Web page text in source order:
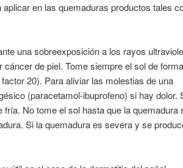
en las quemaduras productos tales
una sobreexposición a los rayos
de piel. Tome siempre el sol de forma
20). Para aliviar las molestias de una
(paracetamol-ibuprofeno) si hay dolor.
No tome el sol hasta que la quemadura
Si la quemadura es severa y se